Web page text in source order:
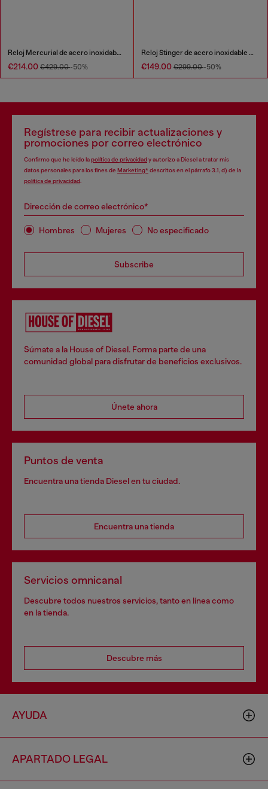
Reloj Mercurial de acero inoxidable
€214.00 €429.00-50%
Reloj Stinger de acero inoxidable azul
€149.00 €299.00-50%
Regístrese para recibir actualizaciones y
promociones por correo electrónico
Confirmo que he leído lapolítica de privacidady autorizo a Diesel a tratar mis
datos personales para los fines de Marketing*descritos en el párrafo 3.1, d) de la
política de privacidad
Dirección de correo electrónico*
Hombres Mujeres No especificado
Subscribe
Súmate a la House of Diesel. Forma parte de una
comunidad global para disfrutar de beneficios exclusivos.
Únete ahora
Puntos de venta
Encuentra una tienda Diesel en tu ciudad.
Encuentra una tienda
Servicios omnicanal
Descubre todos nuestros servicios, tanto en línea como
en la tienda.
Descubre más
AYUDA
APARTADO LEGAL